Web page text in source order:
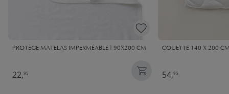
PROTÈGE MATELAS​ IMPERMÉABLE | 90X200 CM
22,95
COUETTE 140 X 200
54,95